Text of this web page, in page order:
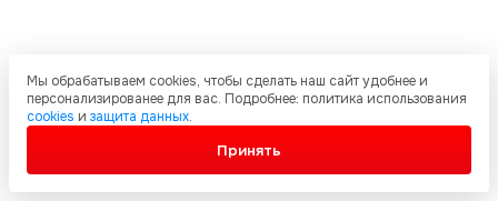
Мы обрабатываем cookies, чтобы сделать наш сайт удобнее и
персонализированее для вас. Подробнее: политика использования
cookies и защита данных.
Принять